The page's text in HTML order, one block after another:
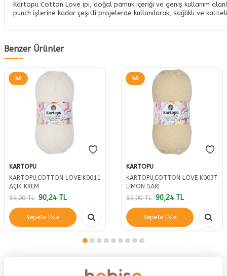
Kartopu Cotton Love ipi, doğal pamuk içeriği ve geniş kullanım
punch işlerine kadar çeşitli projelerde kullanılarak, sağlıklı ve kaliteli
Benzer Ürünler
%5
KARTOPU
KARTOPU,COTTON LOVE K0011
AÇIK KREM
95,00TL 90,24TL
Sepete Ekle
%5
KARTOPU
KARTOPU,COTTON LOVE K0037
LİMON SARI
95,00TL 90,24TL
Sepete Ekle